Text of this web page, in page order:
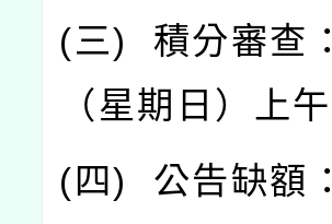
(三) 積分審查：
（星期日）上午
( 四) 公告缺額：